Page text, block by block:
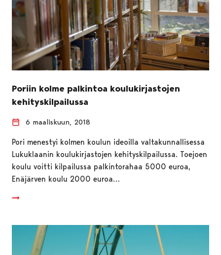
Poriin kolme palkintoa koulukirjastojen
kehityskilpailussa
6 maaliskuun, 2018
Pori menestyi kolmen koulun ideoilla valtakunnallisessa
Lukuklaanin koulukirjastojen kehityskilpailussa. Toejoen
koulu voitti kilpailussa palkintorahaa 5000 euroa,
Enäjärven koulu 2000 euroa…